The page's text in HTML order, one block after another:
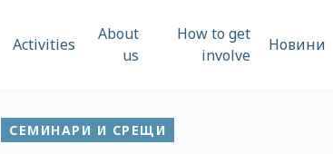
Activities
About
us
How to get
involve
Новини
СЕМИНАРИ И СРЕЩИ